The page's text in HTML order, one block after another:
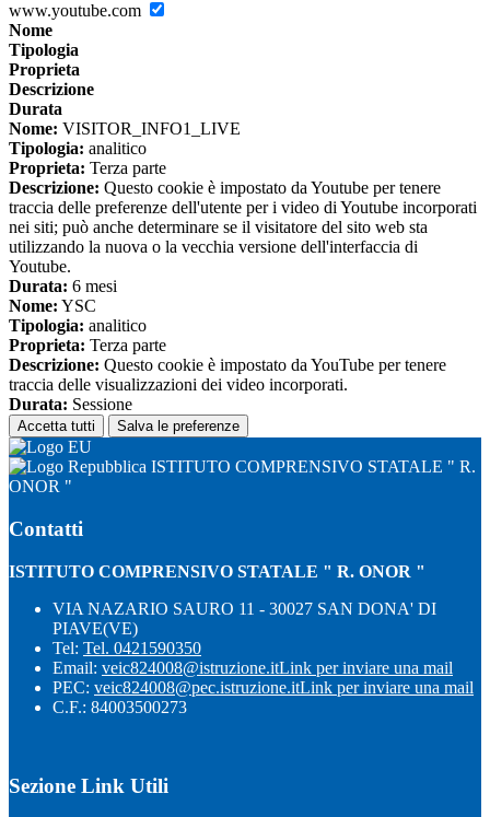
www.youtube.com
Nome
Tipologia
Proprieta
Descrizione
Durata
Nome: VISITOR_INFO1_LIVE
Tipologia: analitico
Proprieta: Terza parte
Descrizione: Questo cookie è impostato da Youtube per tenere
traccia delle preferenze dell'utente per i video di Youtube incorporati
nei siti; può anche determinare se il visitatore del sito web sta
utilizzando la nuova o la vecchia versione dell'interfaccia di
Youtube.
Durata: 6 mesi
Nome: YSC
Tipologia: analitico
Proprieta: Terza parte
Descrizione: Questo cookie è impostato da YouTube per tenere
traccia delle visualizzazioni dei video incorporati.
Durata: Sessione
Accetta tutti Salva le preferenze
ISTITUTO COMPRENSIVO STATALE " R.
ONOR "
Contatti
ISTITUTO COMPRENSIVO STATALE " R. ONOR "
VIA NAZARIO SAURO 11 - 30027 SAN DONA' DI
PIAVE(VE)
Tel: Tel. 0421590350
Email: veic824008@istruzione.itLink per inviare una mail
PEC: veic824008@pec.istruzione.itLink per inviare una mail
C.F.: 84003500273
Sezione Link Utili